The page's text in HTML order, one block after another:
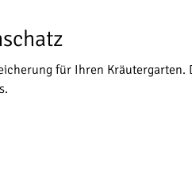
für Ihren